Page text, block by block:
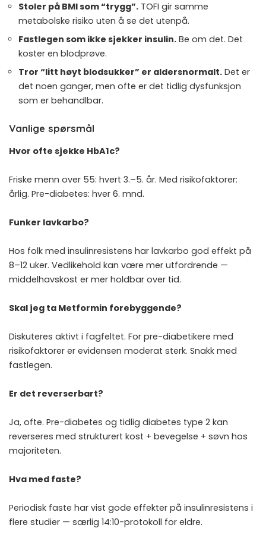
Stoler på BMI som “trygg”. TOFI gir samme
metabolske risiko uten å se det utenpå.
Fastlegen som ikke sjekker insulin. Be om det. Det
koster en blodprøve.
Tror “litt høyt blodsukker” er aldersnormalt. Det er
det noen ganger, men ofte er det tidlig dysfunksjon
som er behandlbar.
Vanlige spørsmål
Hvor ofte sjekke HbA1c?
Friske menn over 55: hvert 3.–5. år. Med risikofaktorer:
årlig. Pre-diabetes: hver 6. mnd.
Funker lavkarbo?
Hos folk med insulinresistens har lavkarbo god effekt på
8–12 uker. Vedlikehold kan være mer utfordrende —
middelhavskost er mer holdbar over tid.
Skal jeg ta Metformin forebyggende?
Diskuteres aktivt i fagfeltet. For pre-diabetikere med
risikofaktorer er evidensen moderat sterk. Snakk med
fastlegen.
Er det reverserbart?
Ja, ofte. Pre-diabetes og tidlig diabetes type 2 kan
reverseres med strukturert kost + bevegelse + søvn hos
majoriteten.
Hva med faste?
Periodisk faste har vist gode effekter på insulinresistens i
flere studier — særlig 14:10-protokoll for eldre.